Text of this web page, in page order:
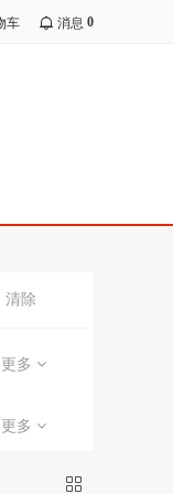
车 消息 0
清除
更多
更多